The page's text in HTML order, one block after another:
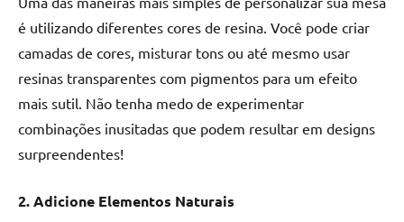
é utilizando diferentes cores de resina. Você pode criar
camadas de cores, misturar tons ou até mesmo usar
resinas transparentes com pigmentos para um efeito
mais sutil. Não tenha medo de experimentar
combinações inusitadas que podem resultar em designs
surpreendentes!
2. Adicione Elementos Naturais